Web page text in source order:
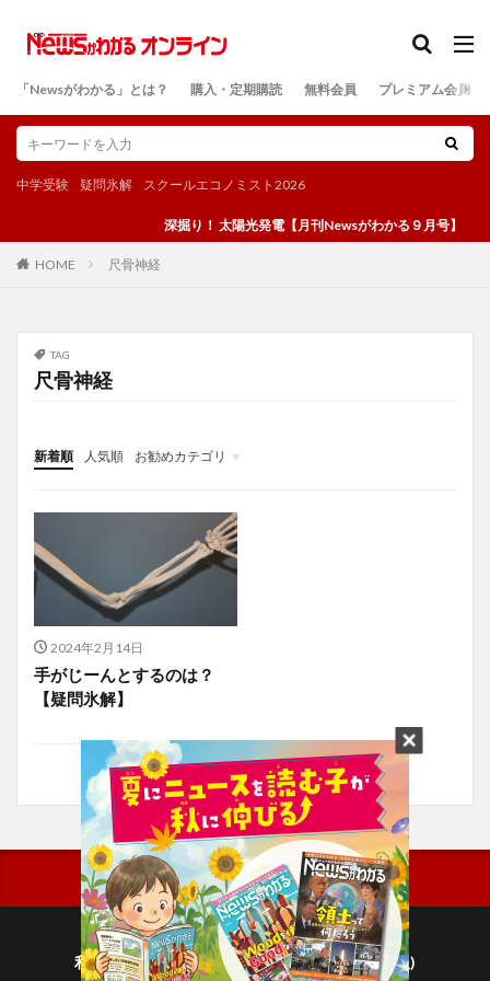
「Newsがわかる」とは？ 購入・定期購読 無料会員 プレミアム会員
中学受験 疑問氷解 スクールエコノミスト2026
深掘り！ 太陽光発電【月刊Newsがわかる９月号】
HOME 尺骨神経
TAG
尺骨神経
新着順 人気順
お勧めカテゴリ
投稿
学び
マンガ
電子書籍
2024年2月14日
手がじーんとするのは？
【疑問氷解】
利用規約
プライバシーポリシー(毎日新聞出版)
検索